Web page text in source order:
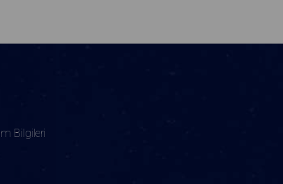
Bilgileri